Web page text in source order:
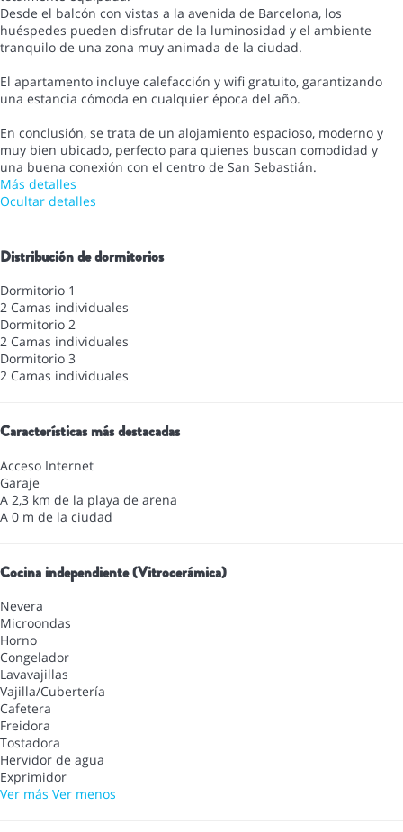
Desde el balcón con vistas a la avenida de Barcelona, los
huéspedes pueden disfrutar de la luminosidad y el ambiente
tranquilo de una zona muy animada de la ciudad.
El apartamento incluye calefacción y wifi gratuito, garantizando
una estancia cómoda en cualquier época del año.
En conclusión, se trata de un alojamiento espacioso, moderno y
muy bien ubicado, perfecto para quienes buscan comodidad y
una buena conexión con el centro de San Sebastián.
Más detalles
Ocultar detalles
Distribución de dormitorios
Dormitorio 1
2 Camas individuales
Dormitorio 2
2 Camas individuales
Dormitorio 3
2 Camas individuales
Características más destacadas
Acceso Internet
Garaje
A 2,3 km de la playa de arena
A 0 m de la ciudad
Cocina independiente (Vitrocerámica)
Nevera
Microondas
Horno
Congelador
Lavavajillas
Vajilla/Cubertería
Cafetera
Freidora
Tostadora
Hervidor de agua
Exprimidor
Ver más Ver menos